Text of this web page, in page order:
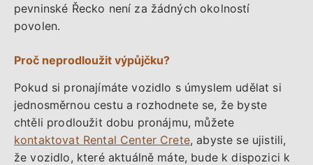
pevninské Řecko není za žádných okolností
povolen.
Proč neprodloužit výpůjčku?
Pokud si pronajímáte vozidlo s úmyslem udělat si
jednosměrnou cestu a rozhodnete se, že byste
chtěli prodloužit dobu pronájmu, můžete
kontaktovat Rental Center Crete, abyste se ujistili,
že vozidlo, které aktuálně máte, bude k dispozici k